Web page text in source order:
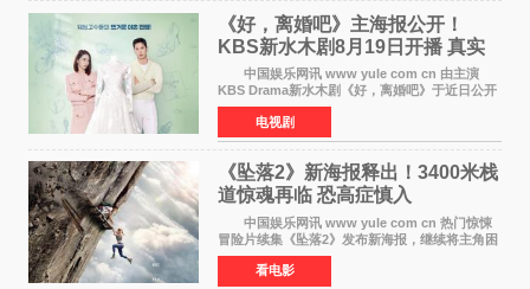
《好，离婚吧》主海报公开！
KBS新水木剧8月19日开播 真实
离婚体验记来袭
中国娱乐网讯 www yule com cn 由主演
KBS Drama新水木剧《好，离婚吧》于近日公开
主海报，正式进入开播倒计时。 海报中，男
女主角背对背站立，各自望向不同方向，中央的
空白与冷漠的表情
电视剧
《坠落2》新海报释出！3400米栈
道惊魂再临 恐高症慎入
中国娱乐网讯 www yule com cn 热门惊悚
冒险片续集《坠落2》发布新海报，继续将主角困
于绝境高处——这一次，是摇摇欲坠的徒步栈
道。该片将于今年9月2日北美上映，恐高症患者
看电影